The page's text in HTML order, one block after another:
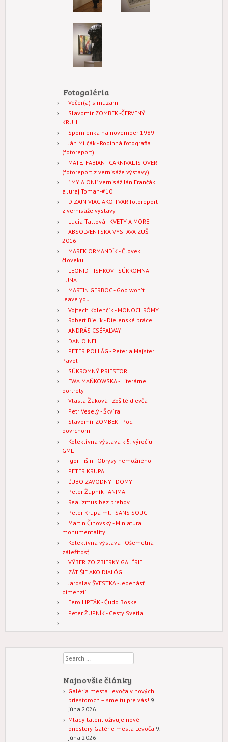
Fotogaléria
Večer(a) s múzami
Slavomír ZOMBEK -ČERVENÝ
KRUH
Spomienka na november 1989
Ján Milčák - Rodinná fotografia
(fotoreport)
MATEJ FABIAN - CARNIVAL IS OVER
(fotoreport z vernisáže výstavy)
" MY A ONI" vernisáž Ján Frančák
a Juraj Toman-#10
DIZAJN VIAC AKO TVAR fotoreport
z vernisáže výstavy
Lucia Tallová - KVETY A MORE
ABSOLVENTSKÁ VÝSTAVA ZUŠ
2016
MAREK ORMANDÍK - Človek
človeku
LEONID TISHKOV - SÚKROMNÁ
LUNA
MARTIN GERBOC - God won't
leave you
Vojtech Kolenčík - MONOCHRÓMY
Robert Bielik - Dielenské práce
ANDRÁS CSÉFALVAY
DAN O'NEILL
PETER POLLÁG - Peter a Majster
Pavol
SÚKROMNÝ PRIESTOR
EWA MAŃKOWSKA - Literárne
portréty
Vlasta Žáková - Zošité dievča
Petr Veselý - Škvíra
Slavomír ZOMBEK - Pod
povrchom
Kolektívna výstava k 5. výročiu
GML
Igor Tišin - Obrysy nemožného
PETER KRUPA
ĽUBO ZÁVODNÝ - DOMY
Peter Župník - ANIMA
Realizmus bez brehov
Peter Krupa ml. - SANS SOUCI
Martin Činovský - Miniatúra
monumentality
Kolektívna výstava - Ošemetná
záležitosť
VÝBER ZO ZBIERKY GALÉRIE
ZÁTIŠIE AKO DIALÓG
Jaroslav ŠVESTKA - Jedenásť
dimenzií
Fero LIPTÁK - Čudo Boske
Peter ŽUPNÍK - Cesty Svetla
Search
Najnovšie články
Galéria mesta Levoča v nových
priestoroch – sme tu pre vás! 9.
júna 2026
Mladý talent oživuje nové
priestory Galérie mesta Levoča 9.
júna 2026